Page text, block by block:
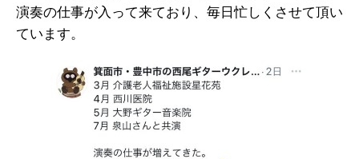
演奏の仕事が入って来ており、毎日忙しくさせて頂い
ています。